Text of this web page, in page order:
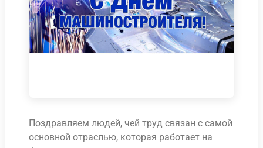
Поздравляем людей, чей труд связан с самой
основной отраслью, которая работает на